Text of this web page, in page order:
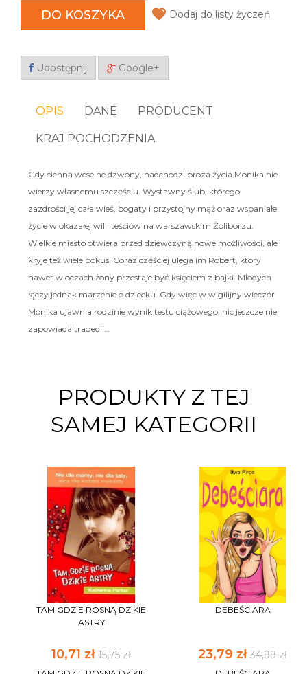
DO KOSZYKA Dodaj do listy życzeń
Udostępnij Google+
OPIS DANE PRODUCENT
KRAJ POCHODZENIA
Gdy cichną weselne dzwony, nadchodzi proza życia.Monika nie
wierzy własnemu szczęściu. Wystawny ślub, którego
zazdrości jej cała wieś, bogaty i przystojny mąż oraz wspaniałe
życie w okazałej willi teściów na warszawskim Żoliborzu.
Wielkie miasto otwiera przed dziewczyną nowe możliwości, ale
kryje też wiele pokus. Coraz częściej ulega im Robert, który
nawet w oczach żony przestaje być księciem z bajki. Młodych
łączy jednak marzenie o dziecku. Gdy więc w wigilijny wieczór
Monika ujawnia rodzinie wynik testu ciążowego, nic jeszcze nie
zapowiada tragedii…
PRODUKTY Z TEJ
SAMEJ KATEGORII
TAM GDZIE ROSNĄ DZIKIE
ASTRY
10,71 zł 15,75 zł
DEBEŚCIARA
23,79 zł 34,99 zł